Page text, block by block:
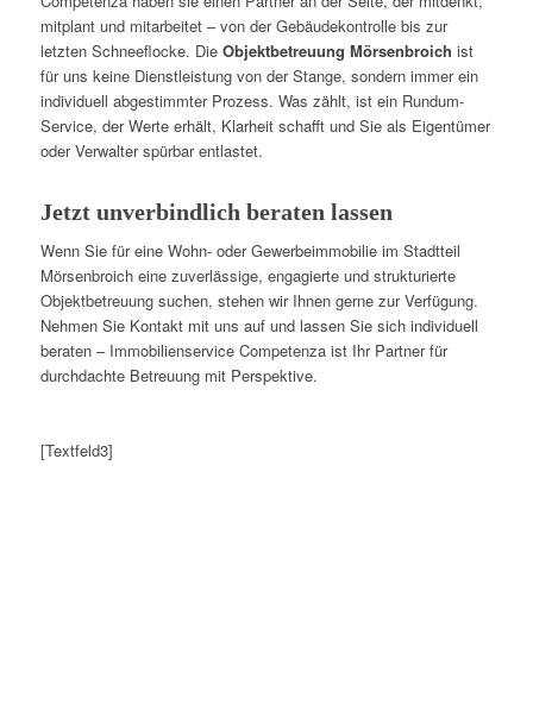
mitplant und mitarbeitet – von der Gebäudekontrolle bis zur
letzten Schneeflocke. Die Objektbetreuung Mörsenbroich ist
für uns keine Dienstleistung von der Stange, sondern immer ein
individuell abgestimmter Prozess. Was zählt, ist ein Rundum-
Service, der Werte erhält, Klarheit schafft und Sie als Eigentümer
oder Verwalter spürbar entlastet.
Jetzt unverbindlich beraten lassen
Wenn Sie für eine Wohn- oder Gewerbeimmobilie im Stadtteil
Mörsenbroich eine zuverlässige, engagierte und strukturierte
Objektbetreuung suchen, stehen wir Ihnen gerne zur Verfügung.
Nehmen Sie Kontakt mit uns auf und lassen Sie sich individuell
beraten – Immobilienservice Competenza ist Ihr Partner für
durchdachte Betreuung mit Perspektive.
[Textfeld3]